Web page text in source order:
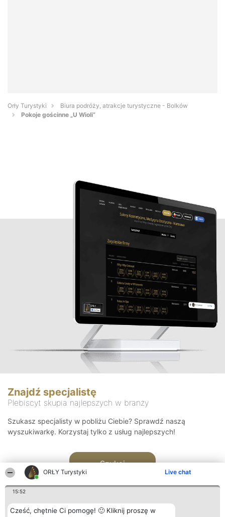
ORŁY Turystyki Live chat
15:52
Cześć, chętnie Ci pomogę! 🙂 Kliknij proszę w
Orły Turystyki
Biura podróży, atrakcje turystyczne - Bolków
Pokoje gościnne „U Wioli”
Znajdź specjalistę
Plebiscyt skupia najlepszych w branży
Szukasz specjalisty w pobliżu Ciebie? Sprawdź naszą
wyszukiwarkę. Korzystaj tylko z usług najlepszych!
Szukaj